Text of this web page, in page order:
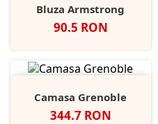
Bluza Armstrong
Pret
90.5 RON
Camasa Grenoble
Pret
344.7 RON